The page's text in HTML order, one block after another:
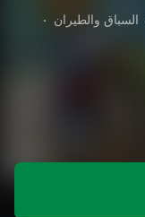
السباق والطيران
•